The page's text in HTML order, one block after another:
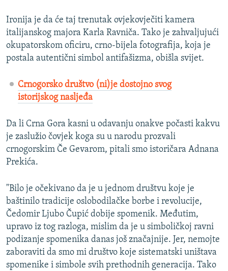
Ironija je da će taj trenutak ovjekovječiti kamera
italijanskog majora Karla Ravniča. Tako je zahvaljujući
okupatorskom oficiru, crno-bijela fotografija, koja je
postala autentični simbol antifašizma, obišla svijet.
Crnogorsko društvo (ni)je dostojno svog
istorijskog nasljeđa
Da li Crna Gora kasni u odavanju onakve počasti kakvu
je zaslužio čovjek koga su u narodu prozvali
crnogorskim Če Gevarom, pitali smo istoričara Adnana
Prekića.
"Bilo je očekivano da je u jednom društvu koje je
baštinilo tradicije oslobodilačke borbe i revolucije,
Čedomir Ljubo Čupić dobije spomenik. Međutim,
upravo iz tog razloga, mislim da je u simboličkoj ravni
podizanje spomenika danas još značajnije. Jer, nemojte
zaboraviti da smo mi društvo koje sistematski uništava
spomenike i simbole svih prethodnih generacija. Tako